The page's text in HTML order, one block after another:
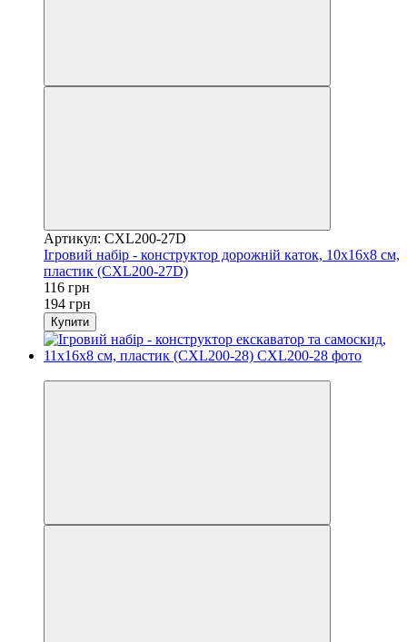
Артикул: CXL200-27D
Ігровий набір - конструктор дорожній каток, 10x16x8 см,
пластик (CXL200-27D)
116 грн
194 грн
Купити